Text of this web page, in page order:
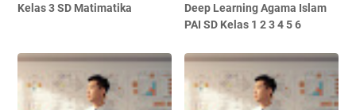
Kelas 3 SD Matimatika
Deep Learning Agama Islam
PAI SD Kelas 1 2 3 4 5 6